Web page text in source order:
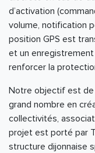
d’activation
volume, notification
position GPS est
et un
renforcer la
Notre objectif est de
grand nombre en
collectivités,
projet est porté par
structure dijonnaise